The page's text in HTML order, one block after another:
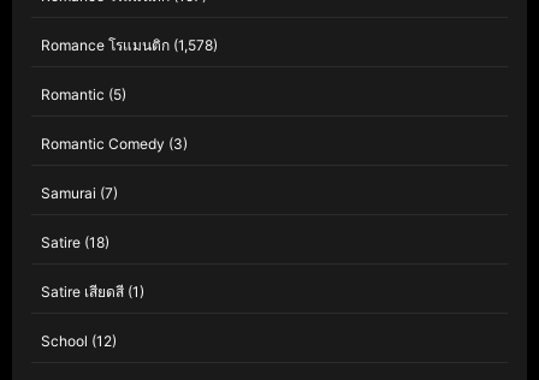
Romance โรแมนติก (1,578)
Romantic (5)
Romantic Comedy (3)
Samurai (7)
Satire (18)
Satire เสียดสี (1)
School (12)